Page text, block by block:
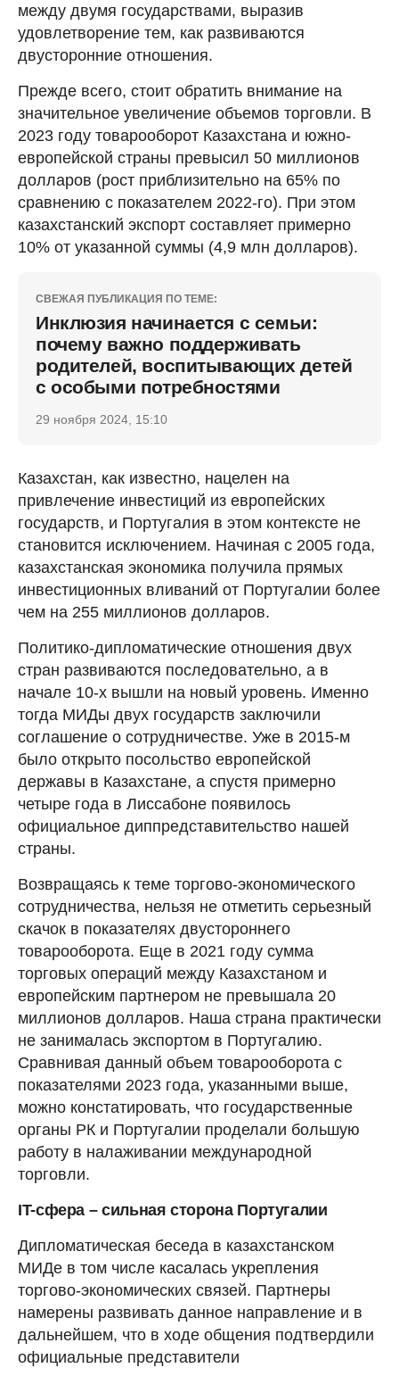
между двумя государствами, выразив
удовлетворение тем, как развиваются
двусторонние отношения.
Прежде всего, стоит обратить внимание на
значительное увеличение объемов торговли. В
2023 году товарооборот Казахстана и южно-
европейской страны превысил 50 миллионов
долларов (рост приблизительно на 65% по
сравнению с показателем 2022-го). При этом
казахстанский экспорт составляет примерно
10% от указанной суммы (4,9 млн долларов).
СВЕЖАЯ ПУБЛИКАЦИЯ ПО ТЕМЕ:
Инклюзия начинается с семьи:
почему важно поддерживать
родителей, воспитывающих детей
с особыми потребностями
29 ноября 2024, 15:10
Казахстан, как известно, нацелен на
привлечение инвестиций из европейских
государств, и Португалия в этом контексте не
становится исключением. Начиная с 2005 года,
казахстанская экономика получила прямых
инвестиционных вливаний от Португалии более
чем на 255 миллионов долларов.
Политико-дипломатические отношения двух
стран развиваются последовательно, а в
начале 10-х вышли на новый уровень. Именно
тогда МИДы двух государств заключили
соглашение о сотрудничестве. Уже в 2015-м
было открыто посольство европейской
державы в Казахстане, а спустя примерно
четыре года в Лиссабоне появилось
официальное диппредставительство нашей
страны.
Возвращаясь к теме торгово-экономического
сотрудничества, нельзя не отметить серьезный
скачок в показателях двустороннего
товарооборота. Еще в 2021 году сумма
торговых операций между Казахстаном и
европейским партнером не превышала 20
миллионов долларов. Наша страна практически
не занималась экспортом в Португалию.
Сравнивая данный объем товарооборота с
показателями 2023 года, указанными выше,
можно констатировать, что государственные
органы РК и Португалии проделали большую
работу в налаживании международной
торговли.
IT-сфера – сильная сторона Португалии
Дипломатическая беседа в казахстанском
МИДе в том числе касалась укрепления
торгово-экономических связей. Партнеры
намерены развивать данное направление и в
дальнейшем, что в ходе общения подтвердили
официальные представители